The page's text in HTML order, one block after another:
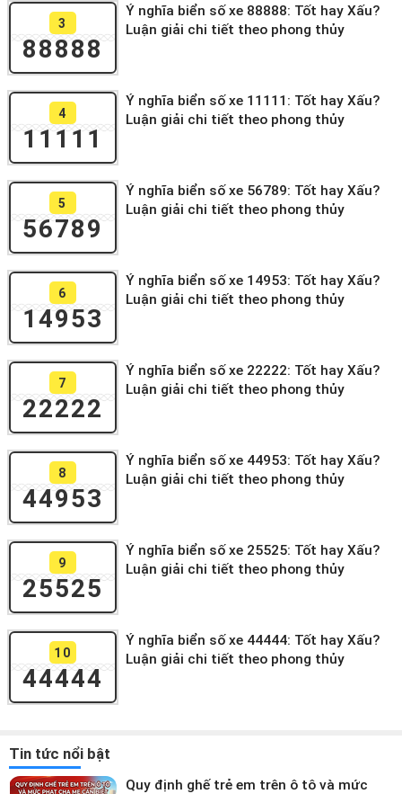
3
88888
Ý nghĩa biển số xe 88888: Tốt hay Xấu?
Luận giải chi tiết theo phong thủy
4
11111
Ý nghĩa biển số xe 11111: Tốt hay Xấu?
Luận giải chi tiết theo phong thủy
5
56789
Ý nghĩa biển số xe 56789: Tốt hay Xấu?
Luận giải chi tiết theo phong thủy
6
14953
Ý nghĩa biển số xe 14953: Tốt hay Xấu?
Luận giải chi tiết theo phong thủy
7
22222
Ý nghĩa biển số xe 22222: Tốt hay Xấu?
Luận giải chi tiết theo phong thủy
8
44953
Ý nghĩa biển số xe 44953: Tốt hay Xấu?
Luận giải chi tiết theo phong thủy
9
25525
Ý nghĩa biển số xe 25525: Tốt hay Xấu?
Luận giải chi tiết theo phong thủy
10
44444
Ý nghĩa biển số xe 44444: Tốt hay Xấu?
Luận giải chi tiết theo phong thủy
Tin tức nổi bật
Quy định ghế trẻ em trên ô tô và mức